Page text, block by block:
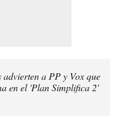
a PP y Vox que
en el 'Plan Simplifica 2'